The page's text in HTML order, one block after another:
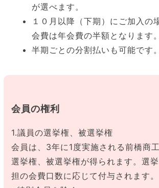
が選べます。
１０月以降（下期）にご加入の
会費は年会費の半額となります。
半期ごとの分割払いも可能です。
会員の権利
1.議員の選挙権、被選挙権
会員は、3年に1度実施される前橋商
選挙権、被選挙権が得られます。選
担の会費口数に応じて付与されます。